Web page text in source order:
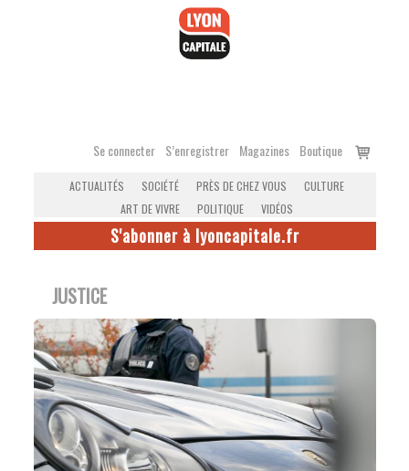
Se connecter S’enregistrer Magazines Boutique
Voir
ACTUALITÉS SOCIÉTÉ PRÈS DE CHEZ VOUS
CULTURE
ART DE VIVRE
POLITIQUE VIDÉOS
S'abonner à lyoncapitale.fr
JUSTICE